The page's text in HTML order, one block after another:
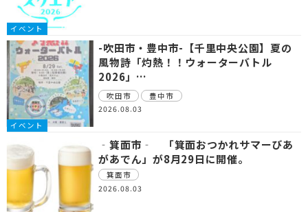
イベント
イベント
-吹田市・豊中市-【千里中央公園】夏の
風物詩「灼熱！！ウォーターバトル
2026」…
吹田市
豊中市
2026.08.03
‐箕面市‐ 「箕面おつかれサマーびあ
があでん」が8月29日に開催。
箕面市
2026.08.03